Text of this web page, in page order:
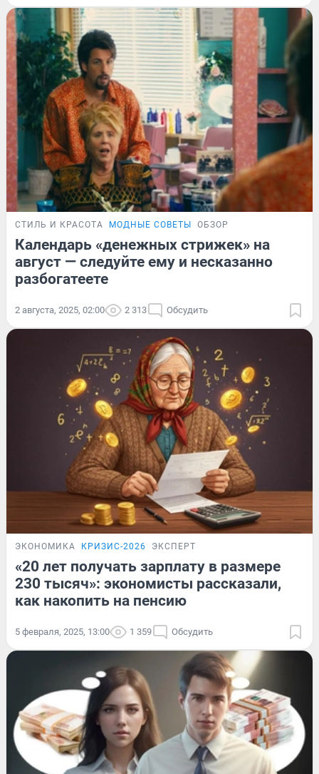
СТИЛЬ И КРАСОТА МОДНЫЕ СОВЕТЫ ОБЗОР
Календарь «денежных стрижек» на
август — следуйте ему и несказанно
разбогатеете
2 августа, 2025, 02:00 2 313 Обсудить
ЭКОНОМИКА КРИЗИС-2026 ЭКСПЕРТ
«20 лет получать зарплату в размере
230 тысяч»: экономисты рассказали,
как накопить на пенсию
5 февраля, 2025, 13:00 1 359 Обсудить